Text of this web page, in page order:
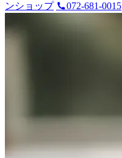
ンショップ
072-681-0015